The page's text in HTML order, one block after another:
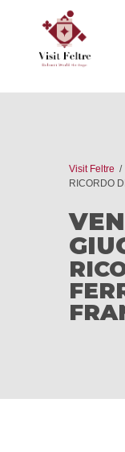
Visit Feltre
RICORDO